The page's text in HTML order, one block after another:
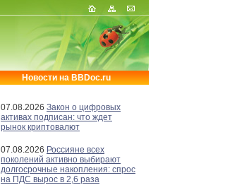
Новости на BBDoc.ru
07.08.2026 Закон о цифровых
активах подписан: что ждет
рынок криптовалют
07.08.2026 Россияне всех
поколений активно выбирают
долгосрочные накопления: спрос
на ПДС вырос в 2,6 раза